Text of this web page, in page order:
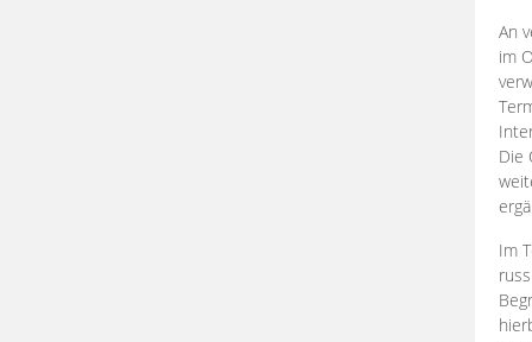
An
im
Die
Im